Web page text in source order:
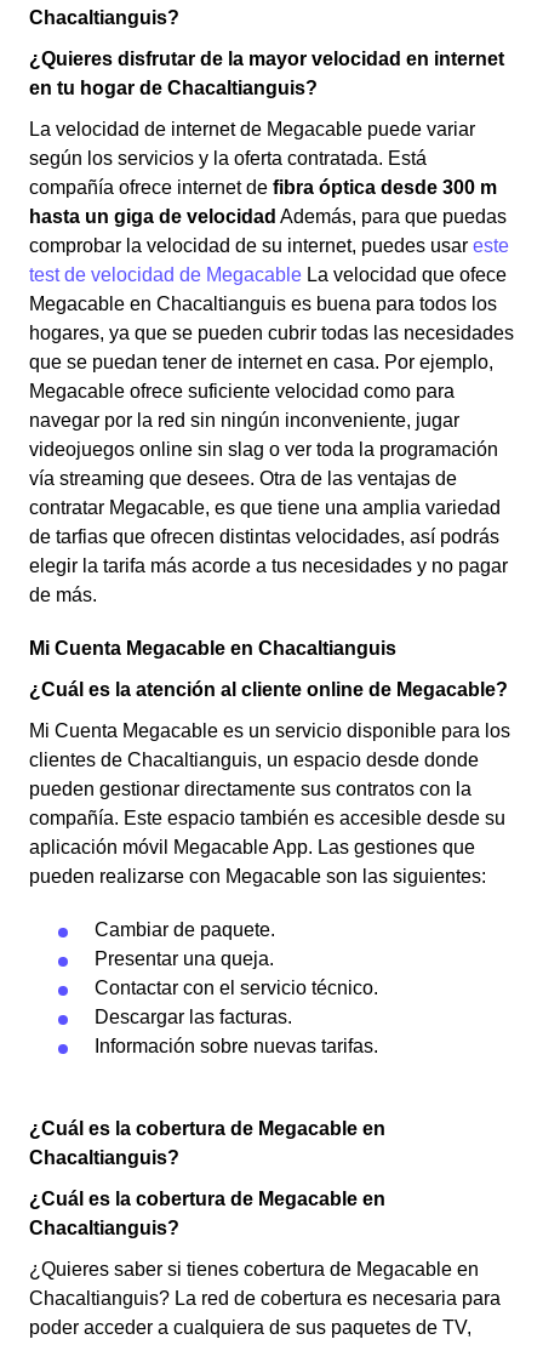
Chacaltianguis?
¿Quieres disfrutar de la mayor velocidad en internet
en tu hogar de Chacaltianguis?
La velocidad de internet de Megacable puede variar
según los servicios y la oferta contratada. Está
compañía ofrece internet de fibra óptica desde 300 m
hasta un giga de velocidad Además, para que puedas
comprobar la velocidad de su internet, puedes usar este
test de velocidad de Megacable La velocidad que ofece
Megacable en Chacaltianguis es buena para todos los
hogares, ya que se pueden cubrir todas las necesidades
que se puedan tener de internet en casa. Por ejemplo,
Megacable ofrece suficiente velocidad como para
navegar por la red sin ningún inconveniente, jugar
videojuegos online sin slag o ver toda la programación
vía streaming que desees. Otra de las ventajas de
contratar Megacable, es que tiene una amplia variedad
de tarfias que ofrecen distintas velocidades, así podrás
elegir la tarifa más acorde a tus necesidades y no pagar
de más.
Mi Cuenta Megacable en Chacaltianguis
¿Cuál es la atención al cliente online de Megacable?
Mi Cuenta Megacable es un servicio disponible para los
clientes de Chacaltianguis, un espacio desde donde
pueden gestionar directamente sus contratos con la
compañía. Este espacio también es accesible desde su
aplicación móvil Megacable App. Las gestiones que
pueden realizarse con Megacable son las siguientes:
Cambiar de paquete.
Presentar una queja.
Contactar con el servicio técnico.
Descargar las facturas.
Información sobre nuevas tarifas.
¿Cuál es la cobertura de Megacable en
Chacaltianguis?
¿Cuál es la cobertura de Megacable en
Chacaltianguis?
¿Quieres saber si tienes cobertura de Megacable en
Chacaltianguis? La red de cobertura es necesaria para
poder acceder a cualquiera de sus paquetes de TV,